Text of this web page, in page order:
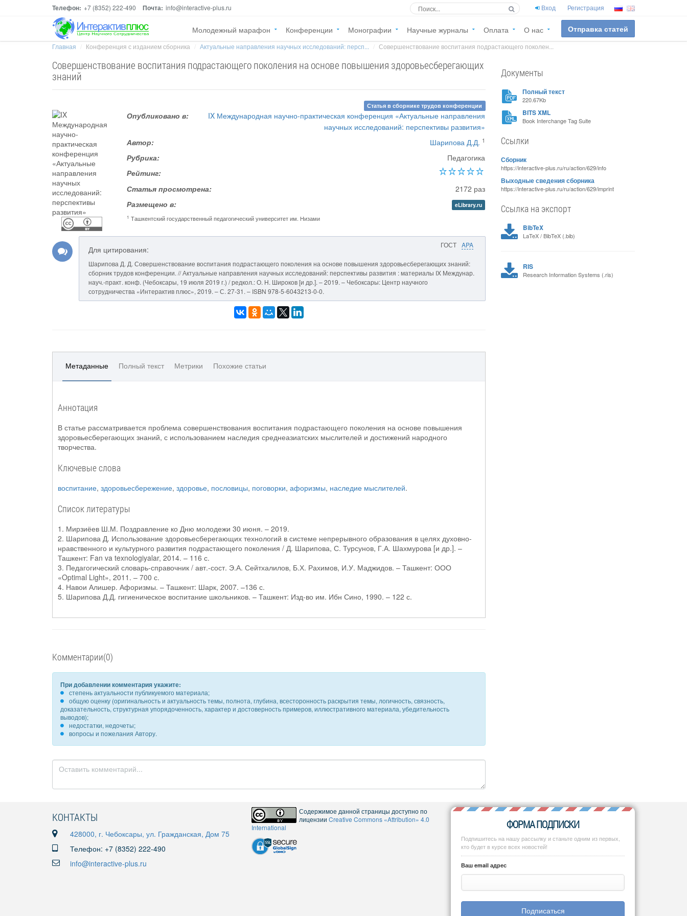
Телефон: +7 (8352) 222-490 Почта: info@interactive-plus.ru Вход Регистрация
Молодежный марафон Конференции Монографии Научные журналы Оплата О нас Отправка статей
Главная Конференция с изданием сборника Актуальные направления научных исследований: персп... Совершенствование воспитания подрастающего поколен...
Совершенствование воспитания подрастающего поколения на основе повышения здоровьесберегающих
знаний
Статья в сборнике трудов конференции
Опубликовано в:
IX Международная научно-практическая конференция «Актуальные направления
научных исследований: перспективы развития»
Автор:
Шарипова Д.Д. 1
Рубрика:
Педагогика
Рейтинг:
Статья просмотрена:
2172 раз
Размещено в:
eLibrary.ru
1 Ташкентский государственный педагогический университет им. Низами
ГОСТ APA
Для цитирования:
Шарипова Д. Д. Совершенствование воспитания подрастающего поколения на основе повышения здоровьесберегающих знаний:
сборник трудов конференции. // Актуальные направления научных исследований: перспективы развития : материалы IX Междунар.
науч.-практ. конф. (Чебоксары, 19 июля 2019 г.) / редкол.: О. Н. Широков [и др.]. – 2019. – Чебоксары: Центр научного
сотрудничества «Интерактив плюс», 2019. – С. 27-31. – ISBN 978-5-6043213-0-0.
Метаданные Полный текст Метрики Похожие статьи
Аннотация
В статье рассматривается проблема совершенствования воспитания подрастающего поколения на основе повышения
здоровьесберегающих знаний, с использованием наследия среднеазиатских мыслителей и достижений народного
творчества.
Ключевые слова
воспитание, здоровьесбережение, здоровье, пословицы, поговорки, афоризмы, наследие мыслителей.
Список литературы
1. Мирзиёев Ш.М. Поздравление ко Дню молодежи 30 июня. – 2019.
2. Шарипова Д. Использование здоровьесберегающих технологий в системе непрерывного образования в целях духовно-
нравственного и культурного развития подрастающего поколения / Д. Шарипова, С. Турсунов, Г.А. Шахмурова [и др.]. –
Ташкент: Fan va texnologiyalar, 2014. – 116 с.
3. Педагогический словарь-справочник / авт.-сост. Э.А. Сейтхалилов, Б.Х. Рахимов, И.У. Маджидов. – Ташкент: ООО
«Optimal Light», 2011. – 700 с.
4. Навои Алишер. Афоризмы. – Ташкент: Шарк, 2007. –136 с.
5. Шарипова Д.Д. гигиеническое воспитание школьников. – Ташкент: Изд-во им. Ибн Сино, 1990. – 122 с.
Комментарии(0)
При добавлении комментария укажите:
степень актуальности публикуемого материала;
общую оценку (оригинальность и актуальность темы, полнота, глубина, всесторонность раскрытия темы, логичность, связность,
доказательность, структурная упорядоченность, характер и достоверность примеров, иллюстративного материала, убедительность
выводов);
недостатки, недочеты;
вопросы и пожелания Автору.
Документы
Полный текст
220.67Kb
BITS XML
Book Interchange Tag Suite
Ссылки
Сборник
https://interactive-plus.ru/ru/action/629/info
Выходные сведения сборника
https://interactive-plus.ru/ru/action/629/imprint
Ссылка на экспорт
BibTeX
LaTeX / BibTeX (.bib)
RIS
Research Information Systems (.ris)
КОНТАКТЫ
428000, г. Чебоксары, ул. Гражданская, Дом 75
Телефон: +7 (8352) 222-490
info@interactive-plus.ru
Содержимое данной страницы доступно по
лицензии Creative Commons «Attribution» 4.0
International
ФОРМА ПОДПИСКИ
Подпишитесь на нашу рассылку и станьте одним из первых,
кто будет в курсе всех новостей!
Ваш email адрес
Подписаться